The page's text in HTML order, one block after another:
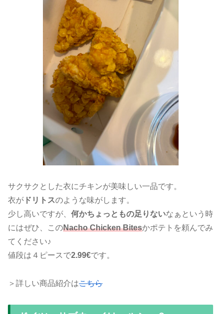
サクサクとした衣にチキンが美味しい一品です。
衣が ドリトスのような味がします。
少し高いですが、 何かちょっともの足りないなぁという時
にはぜひ、このNacho Chicken Bitesかポテトを頼んでみ
てください♪
値段は４ピースで2.99€です。
＞詳しい商品紹介はこちら